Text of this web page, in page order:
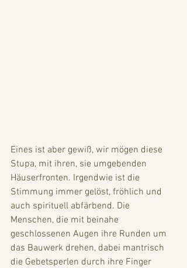
Eines ist aber gewiß, wir mögen diese
Stupa, mit ihren, sie umgebenden
Häuserfronten. Irgendwie ist die
Stimmung immer gelöst, fröhlich und
auch spirituell abfärbend. Die
Menschen, die mit beinahe
geschlossenen Augen ihre Runden um
das Bauwerk drehen, dabei mantrisch
die Gebetsperlen durch ihre Finger